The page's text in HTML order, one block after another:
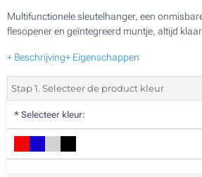
Multifunctionele sleutelhanger, een
flesopener en geïntegreerd muntje, altijd
+ Beschrijving+ Eigenschappen
Stap 1. Selecteer de product kleur
* Selecteer kleur: